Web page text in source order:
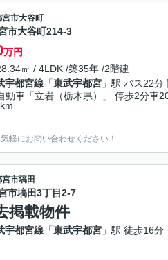
宮市大谷町
市大谷町214-3
万円
㎡ / 4LDK /築35年 /2階建
宇都宮線 「東武宇都宮 」駅 バス22分
動車「立岩（栃木県）」 停歩2分車
軽にお問い合わせください！
宮市塙田
市塙田3丁目2-7
掲載物件
宇都宮線 「東武宇都宮 」駅 徒歩16分